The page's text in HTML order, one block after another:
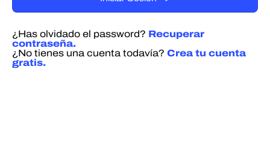
¿Has olvidado el password? Recuperar
contraseña.
¿No tienes una cuenta todavía? Crea tu cuenta
gratis.